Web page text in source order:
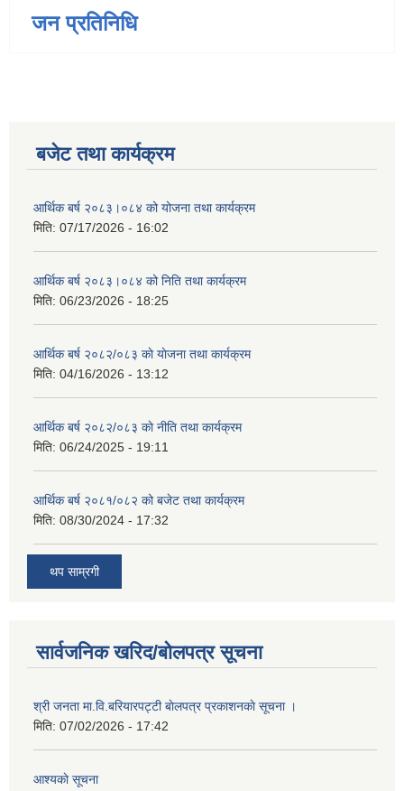
जन प्रतिनिधि
बजेट तथा कार्यक्रम
आर्थिक बर्ष २०८३।०८४ को योजना तथा कार्यक्रम
मिति: 07/17/2026 - 16:02
आर्थिक बर्ष २०८३।०८४ को निति तथा कार्यक्रम
मिति: 06/23/2026 - 18:25
आर्थिक बर्ष २०८२/०८३ काे याेजना तथा कार्यक्रम
मिति: 04/16/2026 - 13:12
आर्थिक बर्ष २०८२/०८३ काे नीति तथा कार्यक्रम
मिति: 06/24/2025 - 19:11
आर्थिक बर्ष २०८१/०८२ को बजेट तथा कार्यक्रम
मिति: 08/30/2024 - 17:32
थप साम्रगी
सार्वजनिक खरिद/बोलपत्र सूचना
श्री जनता मा.वि.बरियारपट्टी बाेलपत्र प्रकाशनकाे सूचना ।
मिति: 07/02/2026 - 17:42
आश्यकाे सूचना